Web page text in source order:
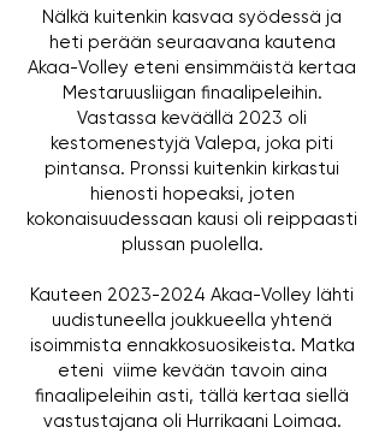
Nälkä kuitenkin kasvaa syödessä ja
heti perään seuraavana kautena
Akaa-Volley eteni ensimmäistä kertaa
Mestaruusliigan finaalipeleihin.
Vastassa keväällä 2023 oli
kestomenestyjä Valepa, joka piti
pintansa. Pronssi kuitenkin kirkastui
hienosti hopeaksi, joten
kokonaisuudessaan kausi oli reippaasti
plussan puolella.
Kauteen 2023-2024 Akaa-Volley lähti
uudistuneella joukkueella yhtenä
isoimmista ennakkosuosikeista. Matka
eteni viime kevään tavoin aina
finaalipeleihin asti, tällä kertaa siellä
vastustajana oli Hurrikaani Loimaa.